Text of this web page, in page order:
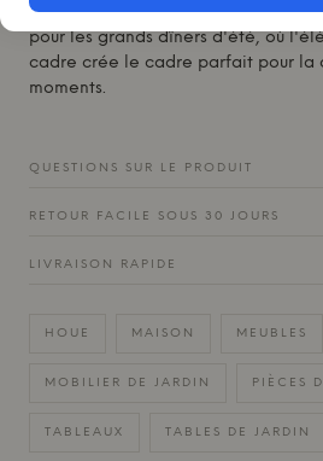
séparément). Imaginez une table
pour les grands dîners d'été, où
cadre crée le cadre parfait pour la
moments.
QUESTIONS SUR LE PRODUIT
RETOUR FACILE SOUS 30 JOURS
LIVRAISON RAPIDE
HOUE MAISON MEUBLES
MOBILIER DE JARDIN PIÈCES
TABLEAUX TABLES DE JARDIN